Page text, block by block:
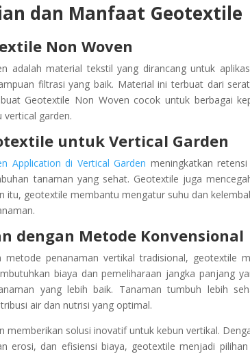
dan Manfaat Geotextile
Non Woven
adalah material tekstil yang dirancang untuk
filtrasi yang baik. Material ini terbuat dari
Geotextile Non Woven cocok untuk berbagai
vertical garden.
untuk Vertical Garden
Application di Vertical Garden meningkatkan
tanaman yang sehat. Geotextile juga
itu, geotextile membantu mengatur suhu dan
dengan Metode Konvensional
metode penanaman vertikal tradisional, geotextile
biaya dan pemeliharaan jangka panjang
yang lebih baik. Tanaman tumbuh lebih
air dan nutrisi yang optimal.
memberikan solusi inovatif untuk kebun vertikal.
erosi, dan efisiensi biaya, geotextile menjadi